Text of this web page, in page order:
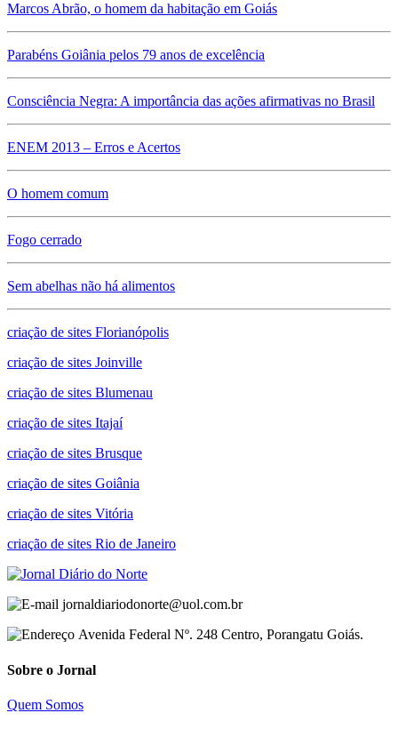
Marcos Abrão, o homem da habitação em Goiás
Parabéns Goiânia pelos 79 anos de excelência
Consciência Negra: A importância das ações afirmativas no Brasil
ENEM 2013 – Erros e Acertos
O homem comum
Fogo cerrado
Sem abelhas não há alimentos
criação de sites Florianópolis
criação de sites Joinville
criação de sites Blumenau
criação de sites Itajaí
criação de sites Brusque
criação de sites Goiânia
criação de sites Vitória
criação de sites Rio de Janeiro
jornaldiariodonorte@uol.com.br
Avenida Federal Nº. 248 Centro, Porangatu Goiás.
Sobre o Jornal
Quem Somos